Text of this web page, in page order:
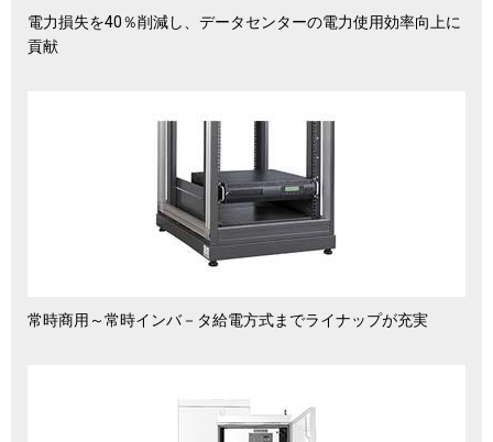
電力損失を40％削減し、データセンターの電力使用効率向上に
貢献
常時商用～常時インバ－タ給電方式までライナップが充実